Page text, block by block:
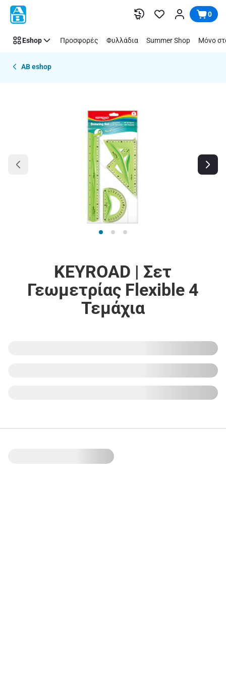
Παράλειψη 0
Eshop Προσφορές Φυλλάδια Summer Shop Μόνο
AB eshop
KEYROAD | Σετ
Γεωμετρίας Flexible 4
Τεμάχια